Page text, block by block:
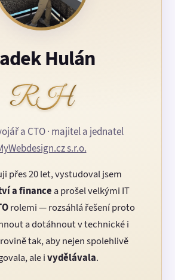
Hulán
RH
a CTO · majitel a jednatel
s.r.o.
přes 20 let, vystudoval jsem
a finance a prošel velkými IT
rolemi — rozsáhlá řešení proto
a dotáhnout v technické i
tak, aby nejen spolehlivě
ale ivydělávala.